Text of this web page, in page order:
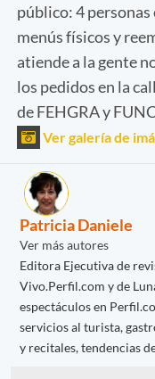
público: 4 personas
menús físicos y
atiende a la gente
los pedidos en la
de FEHGRA y
Ver galería de
Patricia Daniele
Ver más autores
Editora Ejecutiva de
Vivo.Perfil.com y de
espectáculos en
servicios al turista,
y recitales, tendencias